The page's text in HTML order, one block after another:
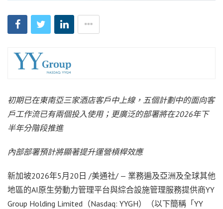
初期已在東南亞三家酒店客戶中上線，五個計劃中的面向客
戶工作流已有兩個投入使用；更廣泛的部署將在2026年下
半年分階段推進
內部部署預計將顯著提升運營槓桿效應
新加坡2026年5月20日 /美通社/ — 業務遍及亞洲及全球其他
地區的AI原生勞動力管理平台與綜合設施管理服務提供商YY
Group Holding Limited（Nasdaq: YYGH）（以下簡稱「YY